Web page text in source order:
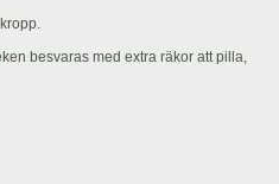
besvaras med extra räkor att pilla,